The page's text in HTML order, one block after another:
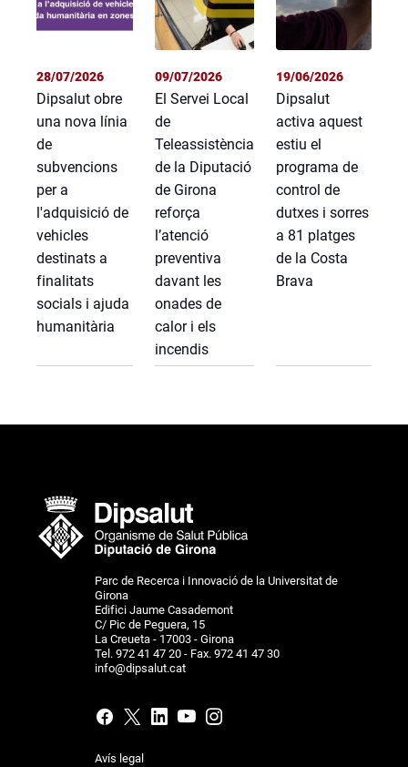
28/07/2026
Dipsalut obre
una nova línia
de
subvencions
per a
l'adquisició de
vehicles
destinats a
finalitats
socials i ajuda
humanitària
09/07/2026
El Servei Local
de
Teleassistència
de la Diputació
de Girona
reforça
l’atenció
preventiva
davant les
onades de
calor i els
incendis
19/06/2026
Dipsalut
activa aquest
estiu el
programa de
control de
dutxes i sorres
a 81 platges
de la Costa
Brava
Parc de Recerca i Innovació de la Universitat de
Girona
Edifici Jaume Casademont
C/ Pic de Peguera, 15
La Creueta - 17003 - Girona
Tel. 972 41 47 20 - Fax. 972 41 47 30
info@dipsalut.cat
Avís legal